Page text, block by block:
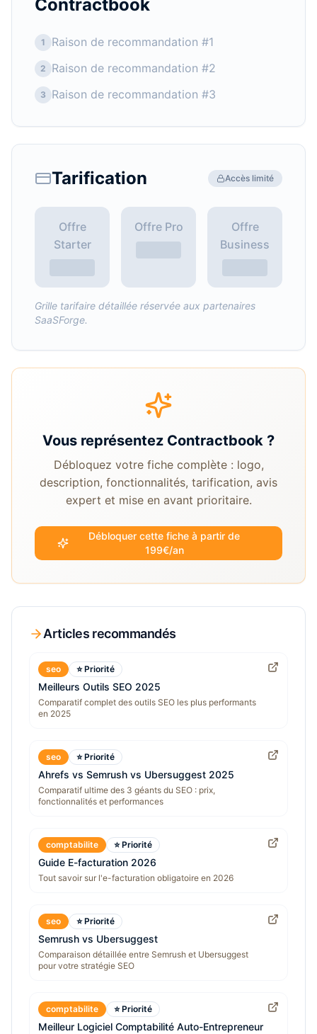
Contractbook
1 Raison de recommandation #1
2 Raison de recommandation #2
3 Raison de recommandation #3
Tarification Accès limité
Offre
Starter
Offre Pro
Offre
Business
Grille tarifaire détaillée réservée aux partenaires
SaaSForge.
Vous représentez Contractbook ?
Débloquez votre fiche complète : logo,
description, fonctionnalités, tarification, avis
expert et mise en avant prioritaire.
Débloquer cette fiche à partir de
199€/an
Articles recommandés
seo ⭐ Priorité
Meilleurs Outils SEO 2025
Comparatif complet des outils SEO les plus performants
en 2025
seo ⭐ Priorité
Ahrefs vs Semrush vs Ubersuggest 2025
Comparatif ultime des 3 géants du SEO : prix,
fonctionnalités et performances
comptabilite ⭐ Priorité
Guide E-facturation 2026
Tout savoir sur l'e-facturation obligatoire en 2026
seo ⭐ Priorité
Semrush vs Ubersuggest
Comparaison détaillée entre Semrush et Ubersuggest
pour votre stratégie SEO
comptabilite ⭐ Priorité
Meilleur Logiciel Comptabilité Auto-Entrepreneur